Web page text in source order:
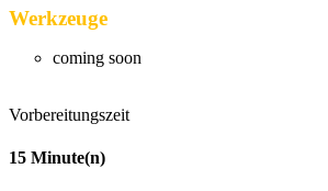
Werkzeuge
coming soon
Vorbereitungszeit
15 Minute(n)